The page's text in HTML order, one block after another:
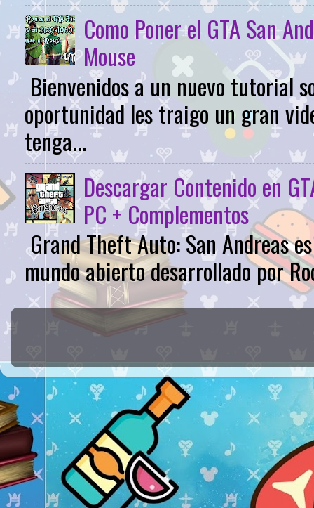
Como Poner el GTA San
Mouse
Bienvenidos a un nuevo tutorial
oportunidad les traigo un gran
tenga...
Descargar Contenido en
PC + Complementos
Grand Theft Auto: San Andreas
mundo abierto desarrollado por